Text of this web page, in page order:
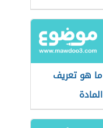
ما هو تعريف
المادة